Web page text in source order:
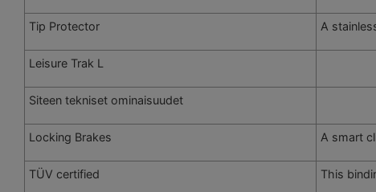
Tip Protector A
Leisure Trak L
Siteen tekniset ominaisuudet
Locking Brakes A smart
TÜV certified This